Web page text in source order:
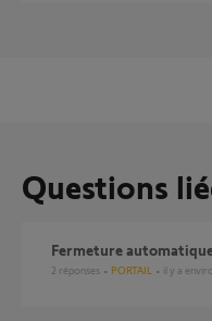
Questions
Fermeture
2 réponses PORTAIL il y a